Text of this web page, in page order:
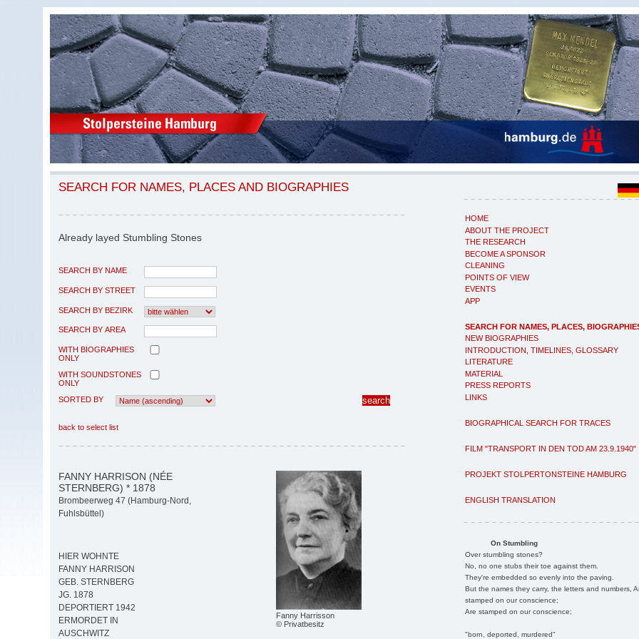
HOME
ABOUT THE PROJECT
THE RESEARCH
BECOME A SPONSOR
CLEANING
POINTS OF VIEW
EVENTS
APP
SEARCH FOR NAMES, PLACES,
NEW BIOGRAPHIES
INTRODUCTION, TIMELINES, GLOSSARY
LITERATURE
MATERIAL
PRESS REPORTS
LINKS
BIOGRAPHICAL SEARCH FOR TRACES
FILM "TRANSPORT IN DEN TOD AM 23.9.1940"
PROJEKT STOLPERTONSTEINE HAMBURG
ENGLISH TRANSLATION
On Stumbling
Over stumbling stones?
No, no one stubs their toe against them.
They're embedded so evenly into the paving.
But the names they carry, the letters and numbers,
stamped on our conscience;
Are stamped on our conscience;
"born, deported, murdered"
SEARCH FOR NAMES, PLACES AND BIOGRAPHIES
Already layed Stumbling Stones
SEARCH BY NAME
SEARCH BY STREET
SEARCH BY BEZIRK
SEARCH BY AREA
WITH BIOGRAPHIES
ONLY
WITH SOUNDSTONES
ONLY
SORTED BY
back to select list
Fanny Harrisson
© Privatbesitz
FANNY HARRISON (NÉE
STERNBERG) * 1878
Brombeerweg 47 (Hamburg-Nord,
Fuhlsbüttel)
HIER WOHNTE
FANNY HARRISON
GEB. STERNBERG
JG. 1878
DEPORTIERT 1942
ERMORDET IN
AUSCHWITZ